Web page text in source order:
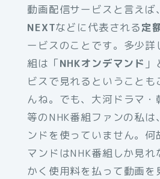
動画配信サービスと言えば、
NEXTなどに代表される定
ービスのことです。多少詳
組は「NHKオンデマンド
ビスで見れるということ
んね。でも、大河ドラマ・
等のNHK番組ファンの私は
ンドを使っていません。何
マンドはNHK番組しか見
かく使用料を払って動画を